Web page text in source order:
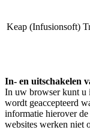
Keap (Infusionsoft)
In- en uitschakelen
In uw browser kunt u
wordt geaccepteerd
informatie hierover
websites werken niet